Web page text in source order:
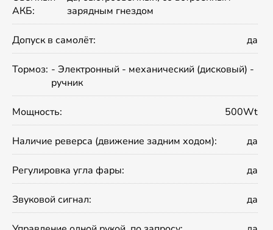
АКБ:
зарядным гнездом
Допуск в самолёт: да
Тормоз: - Электронный - механический (дисковый) -
ручник
Мощность: 500Wt
Наличие реверса (движение задним ходом): да
Регулировка угла фары: да
Звуковой сигнал: да